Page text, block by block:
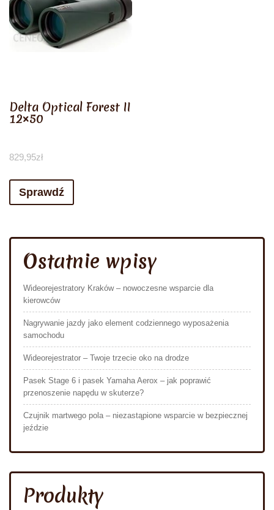
Delta Optical Forest II
12×50
829,95zł
Sprawdź
Ostatnie wpisy
Wideorejestratory Kraków – nowoczesne wsparcie dla
kierowców
Nagrywanie jazdy jako element codziennego wyposażenia
samochodu
Wideorejestrator – Twoje trzecie oko na drodze
Pasek Stage 6 i pasek Yamaha Aerox – jak poprawić
przenoszenie napędu w skuterze?
Czujnik martwego pola – niezastąpione wsparcie w bezpiecznej
jeździe
Produkty